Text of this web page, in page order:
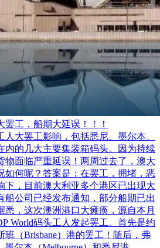
工，船期大延误！！！
大罢工影响，包括悉尼、墨尔本、
内的几大主要集装箱码头。因为持续
物面临严重延误！两周过去了，澳大
如何呢？答案是：在罢工，拥堵，恶
下，目前澳大利亚多个港区已出现大
船公司已经发布通知，部分船期已出
悉，这次澳洲港口大瘫痪，源自本月
World码头工人发起罢工。首先是约
班（Brisbane）港的罢工！随后，弗